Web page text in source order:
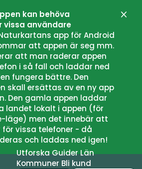
kan behöva
vissa användare
app för Android
att appen är seg mm.
att man raderar appen
i så fall och laddar ned
fungera bättre. Den
skall ersättas av en ny app
Den gamla appen laddar
landet lokalt i appen (för
läge) men det innebär att
för vissa telefoner - då
och laddas ned igen!
UtforskaGuiderLän
Kommuner Bli kund